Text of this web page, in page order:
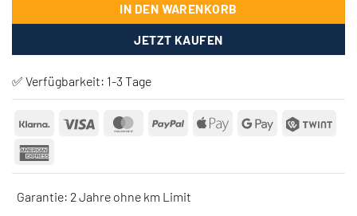
IN DEN WARENKORB
JETZT KAUFEN
✅ Verfügbarkeit: 1-3 Tage
Klarna Visa MasterCardPayPal Apple
Google
Express
Garantie: 2 Jahre ohne km Limit